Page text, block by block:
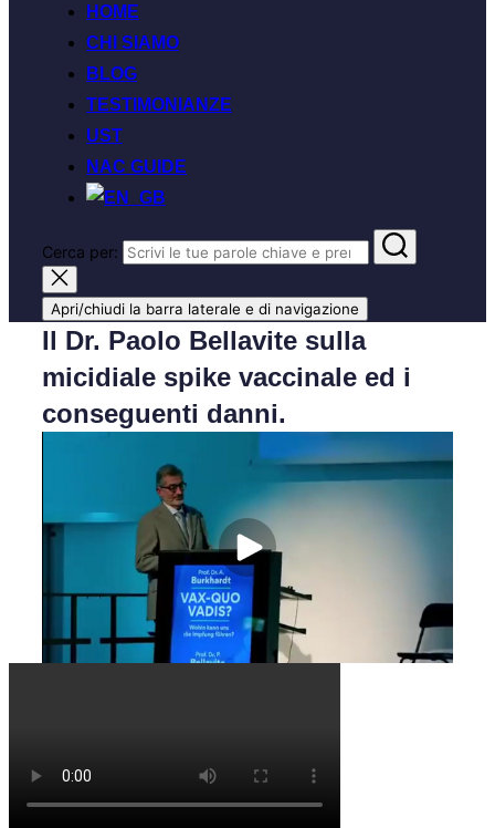
HOME
CHI SIAMO
BLOG
TESTIMONIANZE
UST
NAC GUIDE
Cerca per:
Apri/chiudi la barra laterale e di navigazione
Il Dr. Paolo Bellavite sulla
micidiale spike vaccinale ed i
conseguenti danni.